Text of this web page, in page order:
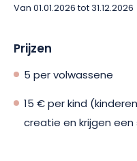
een prachtige
Van 01.01.2026 tot 31.12.2026
Prijzen
5 per volwassene
15 € per kind
creatie en krijgen